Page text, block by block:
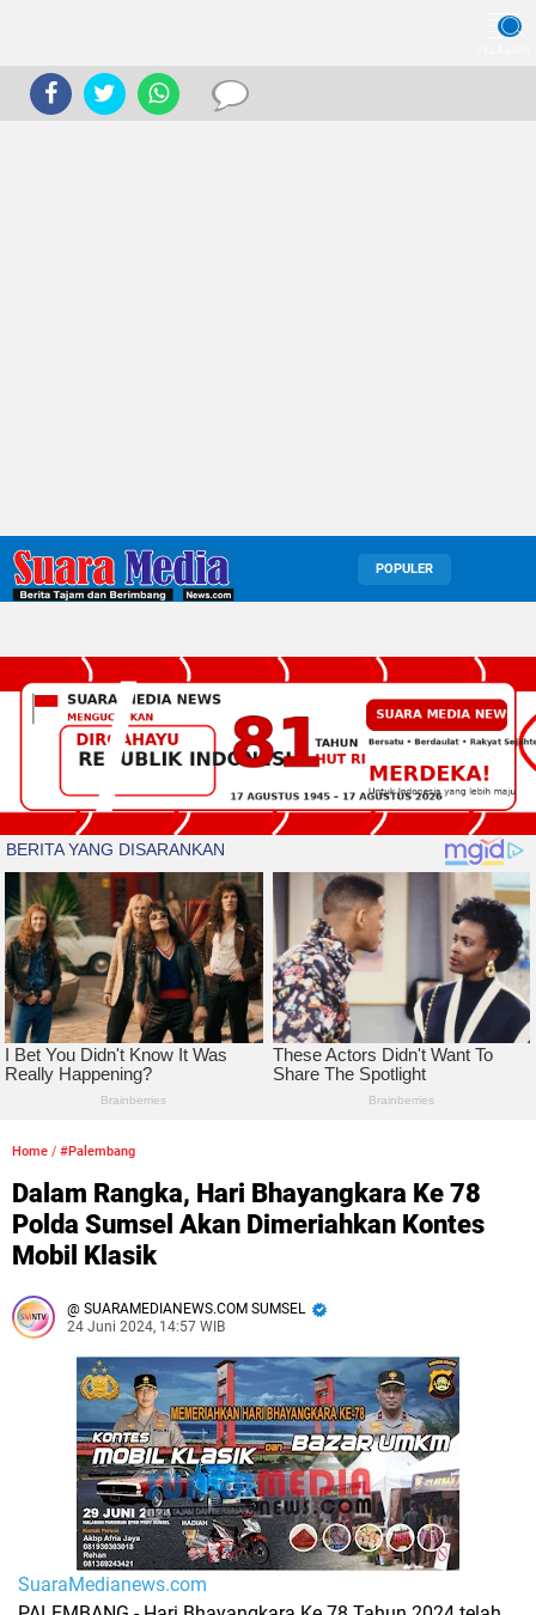
POPULER
Home / #Palembang
Dalam Rangka, Hari Bhayangkara Ke 78
Polda Sumsel Akan Dimeriahkan Kontes
Mobil Klasik
SUARAMEDIANEWS.COM SUMSEL
24 Juni 2024, 14:57 WIB
SuaraMedianews.com